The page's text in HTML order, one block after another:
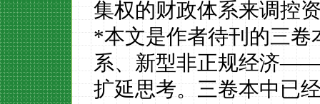
集权的财政体系来调控
*本文是作者待刊的三
系、新型非正规经济
扩延思考。三卷本中已